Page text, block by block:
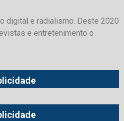
digital e radialismo. Deste 2020
e entretenimento o